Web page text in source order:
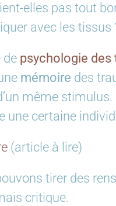
elles pas tout
avec les tissus
de psychologie des
mémoire des
même
une certaine
(article à lire)
tirer des
critique.